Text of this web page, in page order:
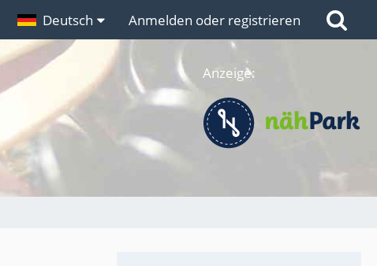
Links
Deutsch Anmelden oder registrieren
Anzeige: